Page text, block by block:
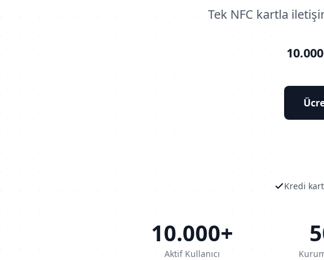
Tek NFC kartla
Kredi
10.000+
Aktif Kullanıcı